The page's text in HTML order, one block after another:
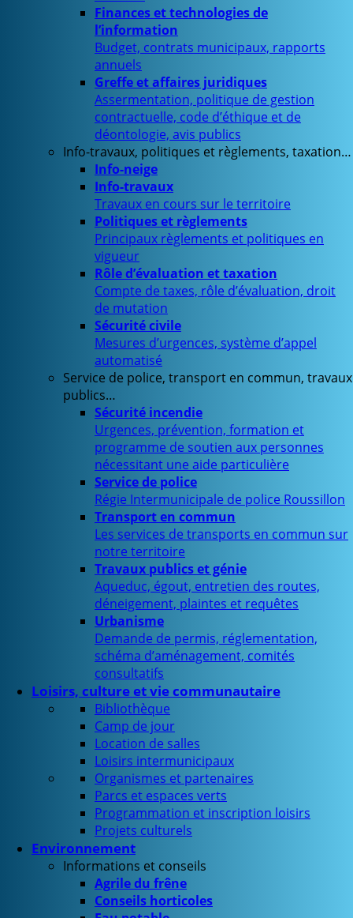
Finances et technologies de
l’information
Budget, contrats municipaux, rapports
annuels
Greffe et affaires juridiques
Assermentation, politique de gestion
contractuelle, code d’éthique et de
déontologie, avis publics
Info-travaux, politiques et règlements, taxation…
Info-neige
Info-travaux
Travaux en cours sur le territoire
Politiques et règlements
Principaux règlements et politiques en
vigueur
Rôle d’évaluation et taxation
Compte de taxes, rôle d’évaluation, droit
de mutation
Sécurité civile
Mesures d’urgences, système d’appel
automatisé
Service de police, transport en commun, travaux
publics…
Sécurité incendie
Urgences, prévention, formation et
programme de soutien aux personnes
nécessitant une aide particulière
Service de police
Régie Intermunicipale de police Roussillon
Transport en commun
Les services de transports en commun sur
notre territoire
Travaux publics et génie
Aqueduc, égout, entretien des routes,
déneigement, plaintes et requêtes
Urbanisme
Demande de permis, réglementation,
schéma d’aménagement, comités
consultatifs
Loisirs, culture et vie communautaire
Bibliothèque
Camp de jour
Location de salles
Loisirs intermunicipaux
Organismes et partenaires
Parcs et espaces verts
Programmation et inscription loisirs
Projets culturels
Environnement
Informations et conseils
Agrile du frêne
Conseils horticoles